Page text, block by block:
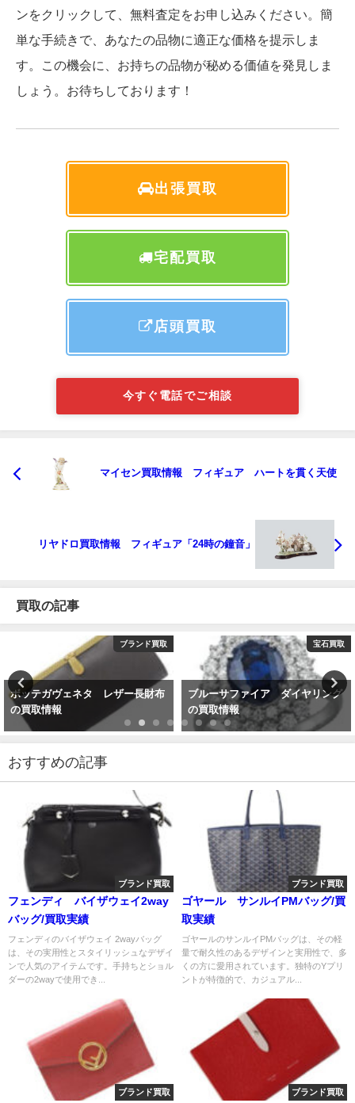
ンをクリックして、無料査定をお申し込みください。簡
単な手続きで、あなたの品物に適正な価格を提示しま
す。この機会に、お持ちの品物が秘める価値を発見しま
しょう。お待ちしております！
出張買取
宅配買取
店頭買取
今すぐ電話でご相談
マイセン買取情報 フィギュア ハートを貫く天使
リヤドロ買取情報 フィギュア「24時の鐘音」
買取の記事
ブランド買取
ボッテガヴェネタ レザー長財布
の買取情報
宝石買取
ブルーサファイア ダイヤリング
の買取情報
おすすめの記事
ブランド買取
フェンディ バイザウェイ2way
バッグ/買取実績
フェンディのバイザウェイ 2wayバッグ
は、その実用性とスタイリッシュなデザイ
ンで人気のアイテムです。手持ちとショル
ダーの2wayで使用でき...
ブランド買取
ゴヤール サンルイPMバッグ/買
取実績
ゴヤールのサンルイPMバッグは、その軽
量で耐久性のあるデザインと実用性で、多
くの方に愛用されています。独特のYプリ
ントが特徴的で、カジュアル...
ブランド買取 ブランド買取